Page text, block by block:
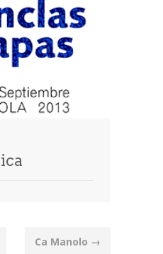
Ca Manolo →